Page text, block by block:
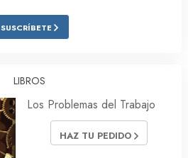
SUSCRÍBETE
LIBROS
Los Problemas del Trabajo
HAZ TU PEDIDO